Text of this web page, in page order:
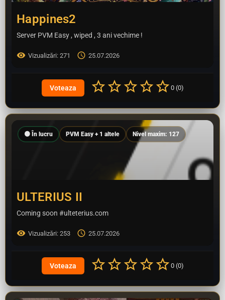
Happines2
Server PVM Easy , wiped , 3 ani vechime !
Vizualizări: 271 25.07.2026
0 (0)
ULTERIUS II
Coming soon #ulteterius.com
Vizualizări: 253 25.07.2026
🟠 În lucru PVM Easy + 1 altele Nivel maxim: 127
0 (0)